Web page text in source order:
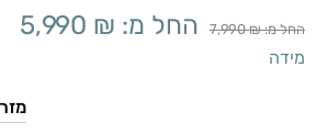
החל מ: 7,990₪ החל מ: 5,990 ₪
מידה